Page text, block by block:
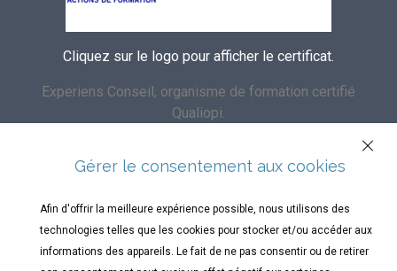
Cliquez sur le logo pour afficher le certificat.
Experiens Conseil, organisme de formation certifié
Qualiopi.
SUIVEZ-NOUS
Gérer le consentement aux cookies
Afin d'offrir la meilleure expérience possible, nous utilisons des
technologies telles que les cookies pour stocker et/ou accéder aux
informations des appareils. Le fait de ne pas consentir ou de retirer